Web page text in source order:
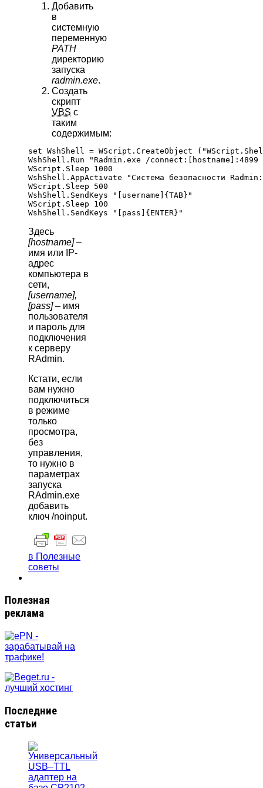
Добавить
в
системную
переменную
PATH
директорию
запуска
radmin.exe.
Создать
скрипт
VBS с
таким
содержимым:
set WshShell = WScript.CreateObject
WshShell.Run "Radmin.exe /
WScript.Sleep 1000
WshShell.AppActivate "Система безопасности
WScript.Sleep 500
WshShell.SendKeys "[username]{TAB}"
WScript.Sleep 100
Здесь
[hostname]–
имя или IP-
адрес
компьютера в
сети,
[username],
[pass]– имя
пользователя
и пароль для
подключения
к серверу
RAdmin.
Кстати, если
вам нужно
подключиться
в режиме
только
просмотра,
без
управления,
то нужно в
параметрах
запуска
RAdmin.exe
добавить
ключ /noinput.
в Полезные
советы
Полезная
реклама
Последние
статьи